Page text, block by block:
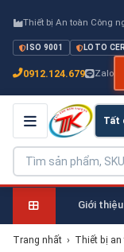
Thiết bị An toàn Công
ISO 9001 LOTO
0912.124.679 Zalo
Giới thiệu
Trang nhất › Thiết bị